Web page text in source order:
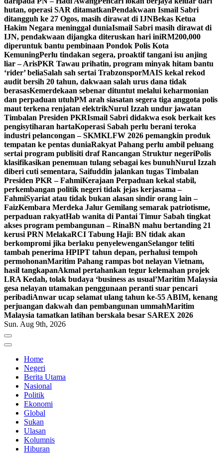
hutan, operasi SAR ditamatkanPendakwaan Ismail Sabri
ditangguh ke 27 Ogos, masih dirawat di IJNBekas Ketua
Hakim Negara meninggal duniaIsmail Sabri masih dirawat di
IJN, pendakwaan dijangka diteruskan hari iniRM200,000
diperuntuk bantu pembinaan Pondok Polis Kota
KemuningPerlu tindakan segera, proaktif tangani isu anjing
liar – ArisPKR Tawau prihatin, program minyak hitam bantu
‘rider’ beliaSalah sah sertai TrabzonsporMAIS kekal rekod
audit bersih 20 tahun, dakwaan salah urus dana tidak
berasasKemerdekaan sebenar dituntut melalui keharmonian
dan perpaduan utuhPM arah siasatan segera tiga anggota polis
maut terkena renjatan elektrikNurul Izzah undur jawatan
Timbalan Presiden PKRIsmail Sabri didakwa esok berkait kes
pengisytiharan hartaKoperasi Sabah perlu berani teroka
industri pelancongan – SKMKLFW 2026 pemangkin produk
tempatan ke pentas duniaRakyat Pahang perlu ambil peluang
sertai program publisiti draf Rancangan Struktur negeriPolis
klasifikasikan penemuan tulang sebagai kes bunuhNurul Izzah
diberi cuti sementara, Saifuddin jalankan tugas Timbalan
Presiden PKR – FahmiKerajaan Perpaduan kekal stabil,
perkembangan politik negeri tidak jejas kerjasama –
FahmiSyariat atau tidak bukan alasan sindir orang lain –
FaizKembara Merdeka Jalur Gemilang semarak patriotisme,
perpaduan rakyatHab wanita di Pantai Timur Sabah tingkat
akses program pembangunan – RinaBN mahu bertanding 21
kerusi PRN MelakaRCI Tabung Haji: BN tidak akan
berkompromi jika berlaku penyelewenganSelangor teliti
tambah penerima HPIPT tahun depan, perhalusi tempoh
permohonanMaritim Pahang rampas bot nelayan Vietnam,
hasil tangkapanAkmal pertahankan tegur kelemahan projek
LRA Kedah, tolak budaya ‘business as usual’Maritim Malaysia
gesa nelayan utamakan penggunaan peranti suar pencari
peribadiAnwar ucap selamat ulang tahun ke-55 ABIM, kenang
perjuangan dakwah dan pembangunan ummahMaritim
Malaysia tamatkan latihan berskala besar SAREX 2026
Sun. Aug 9th, 2026
Home
Negeri
Berita Utama
Nasional
Politik
Ekonomi
Global
Sukan
Ulasan
Kolumnis
Hiburan